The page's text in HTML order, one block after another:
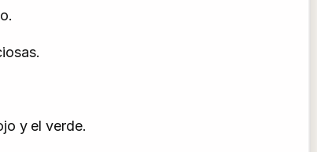
y el verde.